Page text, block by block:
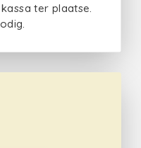
ter plaatse.